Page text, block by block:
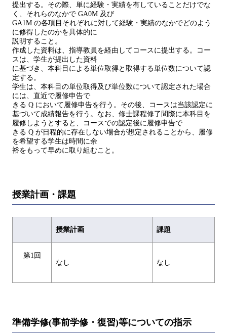
提出する。その際、単に経験・実績を有していることだけでな
く、それらのなかで GA0M 及び
GA1M の各項目それぞれに対して経験・実績のなかでどのよう
に修得したのかを具体的に
説明すること。
作成した資料は、指導教員を経由してコースに提出する。コー
スは、学生が提出した資料
に基づき、本科目による単位取得と取得する単位数について認
定する。
学生は、本科目の単位取得及び単位数について認定された場合
には、直近で履修申告で
きる Q において履修申告を行う。その後、コースは当該認定に
基づいて成績報告を行う。なお、修士課程修了間際に本科目を
履修しようとすると、コースでの認定後に履修申告で
きる Q が日程的に存在しない場合が想定されることから、履修
を希望する学生は時間に余
裕をもって早めに取り組むこと。
授業計画・課題
授業計画 課題
第1回
なし
なし
準備学修(事前学修・復習)等についての指示